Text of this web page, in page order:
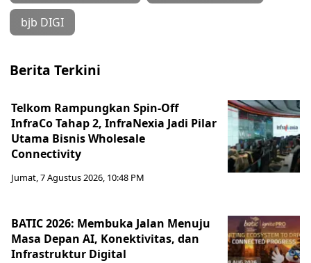
bjb DIGI
Berita Terkini
Telkom Rampungkan Spin-Off
InfraCo Tahap 2, InfraNexia Jadi Pilar
Utama Bisnis Wholesale
Connectivity
Jumat, 7 Agustus 2026, 10:48 PM
BATIC 2026: Membuka Jalan Menuju
Masa Depan AI, Konektivitas, dan
Infrastruktur Digital